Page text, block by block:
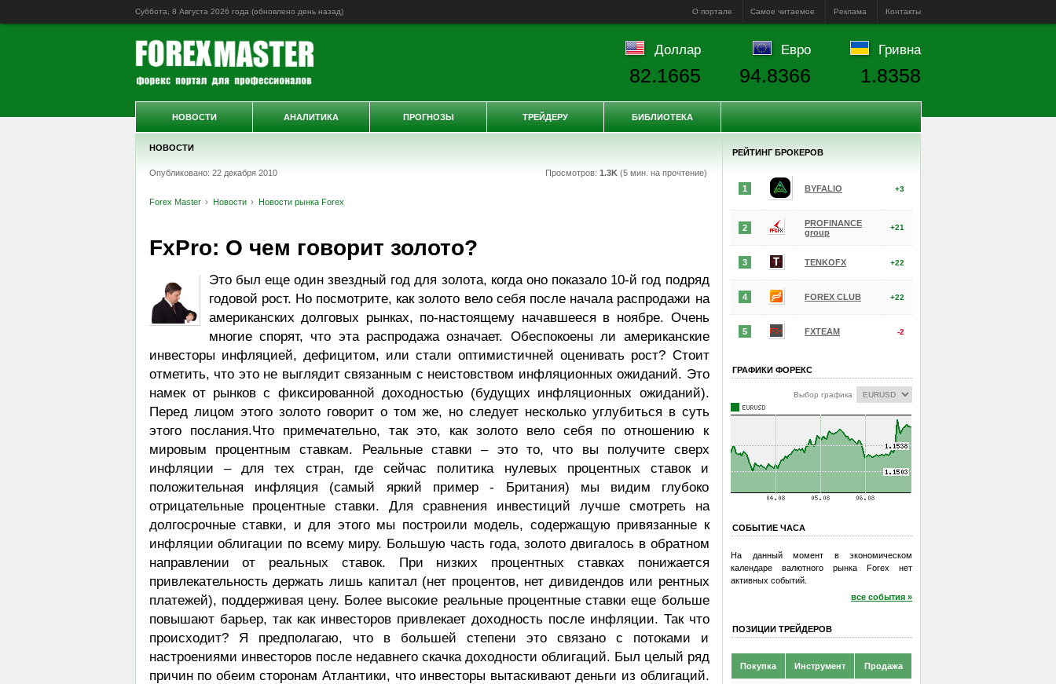
Суббота, 8 Августа 2026 года (обновлено день назад) О портале Самое читаемое Реклама Контакты
НОВОСТИ
Опубликовано: 22 декабря 2010 Просмотров: 1.3K(5 мин. на прочтение)
Forex Master Новости Новости рынка Forex
FxPro: О чем говорит золото?
Это был еще один звездный год для золота, когда оно показало 10-й год подряд
годовой рост. Но посмотрите, как золото вело себя после начала распродажи на
американских долговых рынках, по-настоящему начавшееся в ноябре. Очень
многие спорят, что эта распродажа означает. Обеспокоены ли американские
инвесторы инфляцией, дефицитом, или стали оптимистичней оценивать рост? Стоит
отметить, что это не выглядит связанным с неистовством инфляционных ожиданий. Это
намек от рынков с фиксированной доходностью (будущих инфляционных ожиданий).
Перед лицом этого золото говорит о том же, но следует несколько углубиться в суть
этого послания.Что примечательно, так это, как золото вело себя по отношению к
мировым процентным ставкам. Реальные ставки – это то, что вы получите сверх
инфляции – для тех стран, где сейчас политика нулевых процентных ставок и
положительная инфляция (самый яркий пример - Британия) мы видим глубоко
отрицательные процентные ставки. Для сравнения инвестиций лучше смотреть на
долгосрочные ставки, и для этого мы построили модель, содержащую привязанные к
инфляции облигации по всему миру. Большую часть года, золото двигалось в обратном
направлении от реальных ставок. При низких процентных ставках понижается
привлекательность держать лишь капитал (нет процентов, нет дивидендов или рентных
платежей), поддерживая цену. Более высокие реальные процентные ставки еще больше
повышают барьер, так как инвесторов привлекает доходность после инфляции. Так что
происходит? Я предполагаю, что в большей степени это связано с потоками и
настроениями инвесторов после недавнего скачка доходности облигаций. Был целый ряд
причин по обеим сторонам Атлантики, что инвесторы вытаскивают деньги из облигаций.
РЕЙТИНГ БРОКЕРОВ
1 BYFALIO +3
2
PROFINANCE
group
+21
3 TENKOFX +22
4 FOREX CLUB +22
5 FXTEAM -2
ГРАФИКИ ФОРЕКС
Выбор графика
СОБЫТИЕ ЧАСА
На данный момент в экономическом
календаре валютного рынка Forex нет
активных событий.
все события »
ПОЗИЦИИ ТРЕЙДЕРОВ
Покупка Инструмент Продажа
Доллар
82.1665
Евро
94.8366
Гривна
1.8358
НОВОСТИ АНАЛИТИКА ПРОГНОЗЫ ТРЕЙДЕРУ БИБЛИОТЕКА